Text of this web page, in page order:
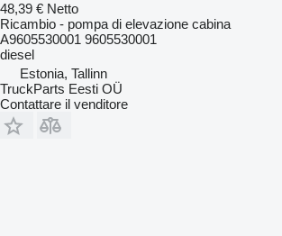
48,39 € Netto
Ricambio - pompa di elevazione cabina
A9605530001 9605530001
diesel
Estonia, Tallinn
TruckParts Eesti OÜ
Contattare il venditore